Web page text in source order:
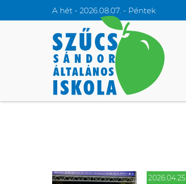
A hét - 2026.08.07. - Péntek
2026.04.25